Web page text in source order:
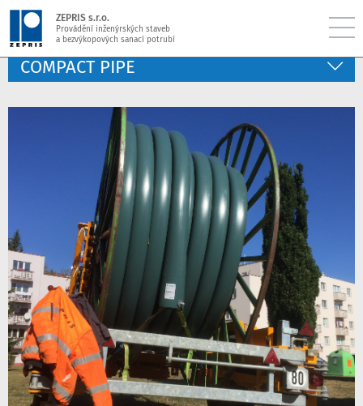
ZEPRIS s.r.o.
Provádění inženýrských staveb
a bezvýkopových sanací potrubí
COMPACT PIPE